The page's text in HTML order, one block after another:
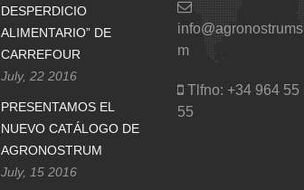
DESPERDICIO
ALIMENTARIO” DE
CARREFOUR
July, 22 2016
PRESENTAMOS EL
NUEVO CATÁLOGO DE
AGRONOSTRUM
July, 15 2016
m
Tlfno: +34 964 55
55